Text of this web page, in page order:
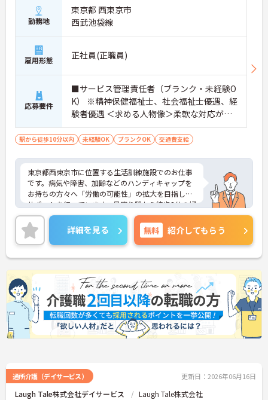
勤務地
東京都 西東京市
西武池袋線
雇用形態 正社員(正職員)
応募要件
■サービス管理責任者（ブランク・未経験O
K） ※精神保健福祉士、社会福祉士優遇、経
験者優遇 ＜求める人物像＞柔軟な対応がで
き、チームワークで仕事ができる方
駅から徒歩10分以内 未経験OK ブランクOK 交通費支給
東京都西東京市に位置する生活訓練施設でのお仕事
です。病気や障害、加齢などのハンディキャップを
お持ちの方々へ「労働の可能性」の拡大を目指した
サポートを行っています。最寄り駅から徒歩3分の好
立地で、通勤にも大変便利です。40～60代の幅広い
年代の方が活躍されており、相談もしやすい環境で
す。ご興味のある方には、面接対策ポイントなど、
さらに詳細をお話しいたしますのでお気軽にご相談
ください！
詳細を見る 無料 紹介してもらう
通所介護（デイサービス） 更新日：2026年06月16日
Laugh Tale株式会社デイサービス Laugh Tale株式会社